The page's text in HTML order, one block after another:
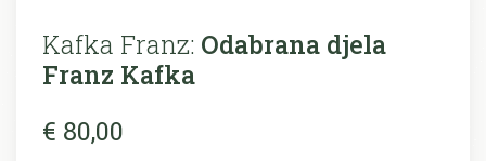
Kafka Franz: Odabrana djela
Franz Kafka
€ 80,00